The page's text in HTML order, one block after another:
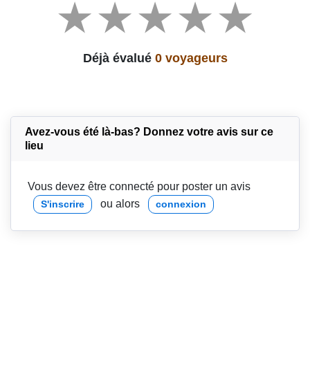
Déjà évalué 0 voyageurs
Avez-vous été là-bas? Donnez votre avis sur ce
lieu
Vous devez être connecté pour poster un avis
S'inscrire ou alors connexion